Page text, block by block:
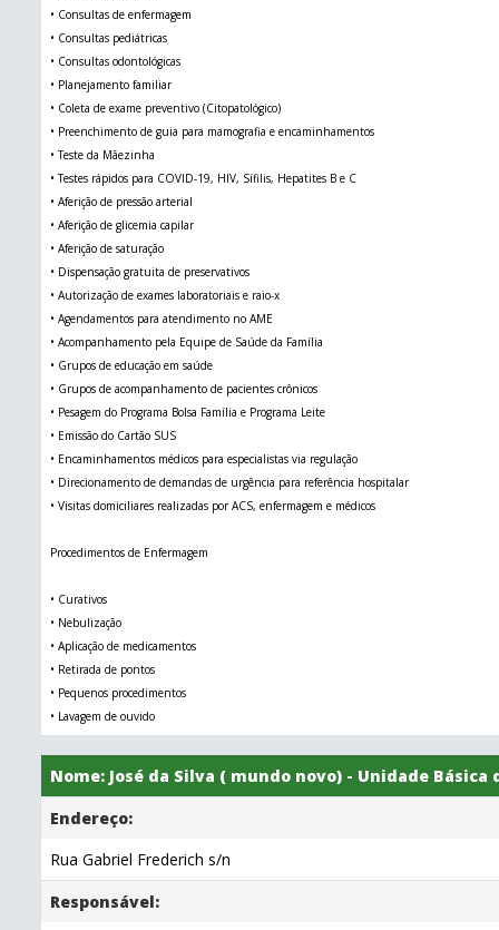
• Consultas de enfermagem
• Consultas pediátricas
• Consultas odontológicas
• Planejamento familiar
• Coleta de exame preventivo (Citopatológico)
• Preenchimento de guia para mamografia e encaminhamentos
• Teste da Mãezinha
• Testes rápidos para COVID-19, HIV, Sífilis, Hepatites B e C
• Aferição de pressão arterial
• Aferição de glicemia capilar
• Aferição de saturação
• Dispensação gratuita de preservativos
• Autorização de exames laboratoriais e raio-x
• Agendamentos para atendimento no AME
• Acompanhamento pela Equipe de Saúde da Família
• Grupos de educação em saúde
• Grupos de acompanhamento de pacientes crônicos
• Pesagem do Programa Bolsa Família e Programa Leite
• Emissão do Cartão SUS
• Encaminhamentos médicos para especialistas via regulação
• Direcionamento de demandas de urgência para referência hospitalar
• Visitas domiciliares realizadas por ACS, enfermagem e médicos
Procedimentos de Enfermagem
• Curativos
• Nebulização
• Aplicação de medicamentos
• Retirada de pontos
• Pequenos procedimentos
• Lavagem de ouvido
Nome: José da Silva ( mundo novo) - Unidade Básica
Endereço:
Rua Gabriel Frederich s/n
Responsável: